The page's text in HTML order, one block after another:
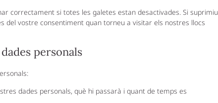
correctament si totes les galetes estan desactivades. Si suprimiu
del vostre consentiment quan torneu a visitar els nostres llocs
personals
dades personals, què hi passarà i quant de temps es